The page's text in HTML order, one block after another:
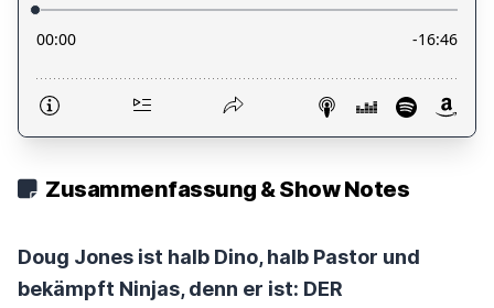
Zusammenfassung & Show Notes
Doug Jones ist halb Dino, halb Pastor und
bekämpft Ninjas, denn er ist: DER